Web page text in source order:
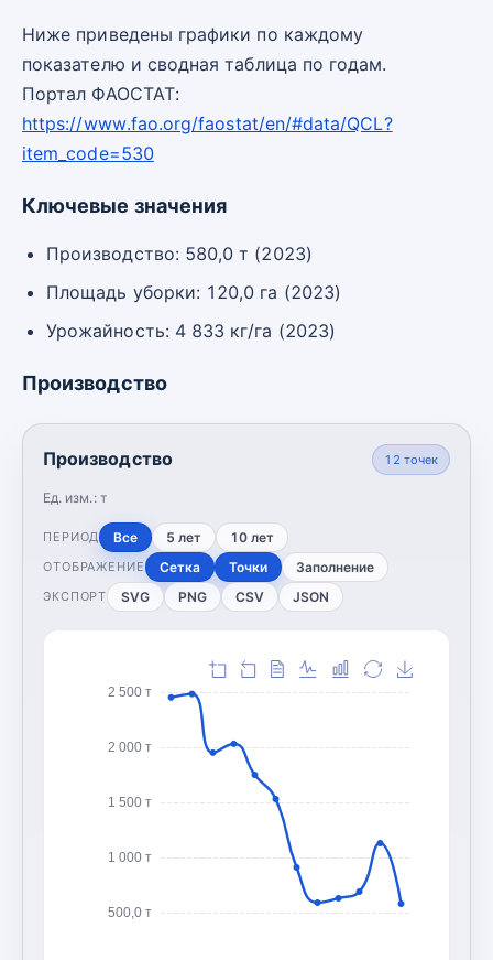
Ниже приведены графики по каждому
показателю и сводная таблица по годам.
Портал ФАОСТАТ:
https://www.fao.org/faostat/en/#data/QCL?
item_code=530
Ключевые значения
Производство: 580,0 т (2023)
Площадь уборки: 120,0 га (2023)
Урожайность: 4 833 кг/га (2023)
Производство
Производство
Ед. изм.: т
12 точек
ПЕРИОД Все 5 лет 10 лет
ОТОБРАЖЕНИЕ Сетка Точки Заполнение
ЭКСПОРТ SVG PNG CSV JSON
500,0 т
1 000 т
1 500 т
2 000 т
2 500 т